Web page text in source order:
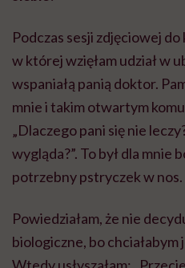
Podczas sesji zdjęciowej do
w której wzięłam udział w
wspaniałą panią doktor.
mnie i takim otwartym
„Dlaczego pani się nie
wygląda?”. To był dla mnie
potrzebny pstryczek w nos.
Powiedziałam, że nie
biologiczne, bo chciałabym
Wtedy usłyszałam: